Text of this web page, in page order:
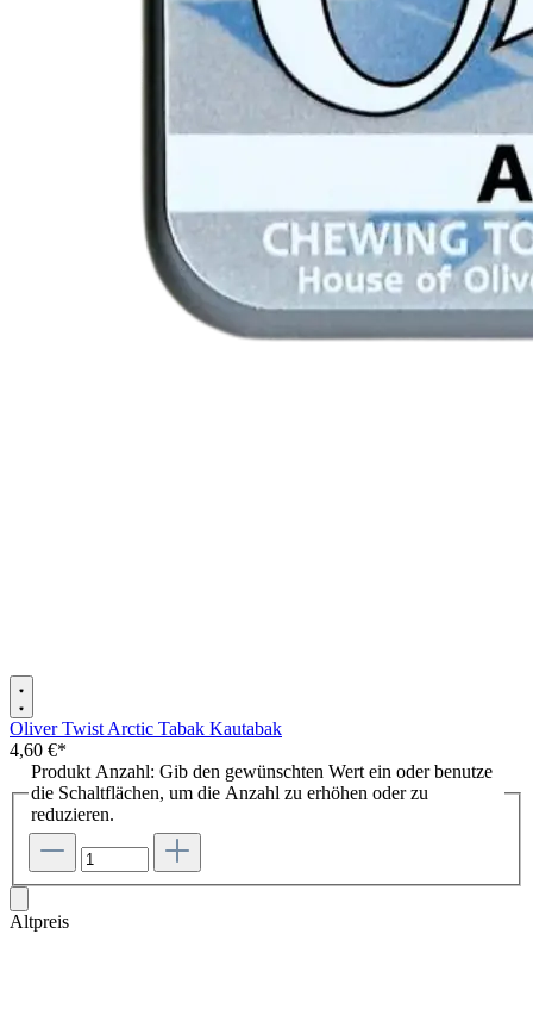
Oliver Twist Arctic Tabak Kautabak
4,60 €*
Produkt Anzahl: Gib den gewünschten Wert ein oder benutze
die Schaltflächen, um die Anzahl zu erhöhen oder zu
reduzieren.
Altpreis